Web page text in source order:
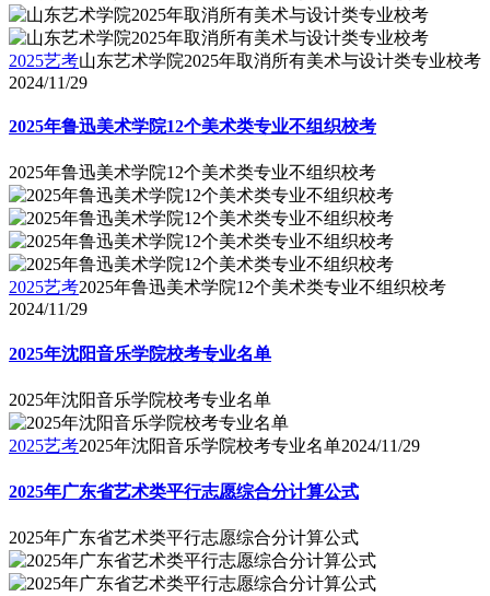
2025艺考山东艺术学院2025年取消所有美术与设计类专业校考
2024/11/29
2025年鲁迅美术学院12个美术类专业不组织校考
2025年鲁迅美术学院12个美术类专业不组织校考
2025艺考2025年鲁迅美术学院12个美术类专业不组织校考
2024/11/29
2025年沈阳音乐学院校考专业名单
2025年沈阳音乐学院校考专业名单
2025艺考2025年沈阳音乐学院校考专业名单2024/11/29
2025年广东省艺术类平行志愿综合分计算公式
2025年广东省艺术类平行志愿综合分计算公式